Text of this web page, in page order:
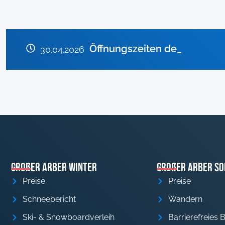
30.04.2026 Öffnungszeiten der
Anlagen im April
Rodelbahn Sonnenhang für
Großer Arber Winter
Preise
Schneebericht
Ski- & Snowboardverleih
Großer Arber
Preise
Wandern
Barrierefreies